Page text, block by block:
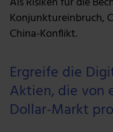
Konjunktureinbruch,
China-Konflikt.
Ergreife die
Aktien, die von
Dollar-Markt